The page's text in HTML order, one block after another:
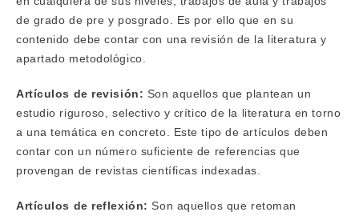
de grado de pre y posgrado. Es por ello que en su
contenido debe contar con una revisión de la literatura y
apartado metodológico.
Artículos de revisión: Son aquellos que plantean un
estudio riguroso, selectivo y crítico de la literatura en torno
a una temática en concreto. Este tipo de artículos deben
contar con un número suficiente de referencias que
provengan de revistas científicas indexadas.
Artículos de reflexión: Son aquellos que retoman